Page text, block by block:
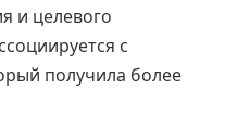
и целевого
с
получила более